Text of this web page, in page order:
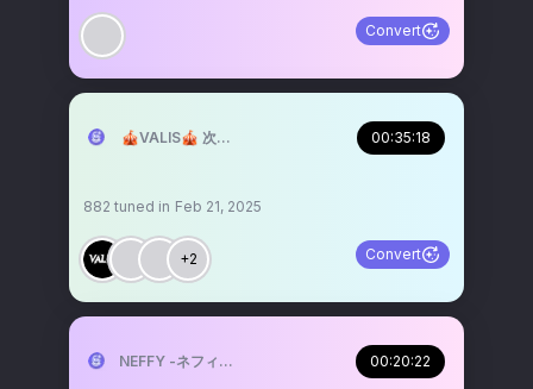
Convert
🎪VALIS🎪 次なるテーマは◆◇VALIS歌劇団◇◆
00:35:18
882 tuned in Feb 21, 2025
+2 Convert
NEFFY -ネフィ-（VALIS） 00:20:22